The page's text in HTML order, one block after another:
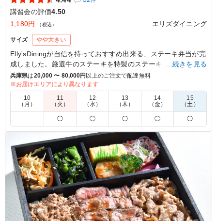
講習会の評価4.50
1,180円
（税込） エリズダイニング
サイズ やや大きい
Elly'sDiningが自信を持っておすすめ出来る、ステーキ弁当が完
成しました。厳選牛のステーキを特製のステーキソースでお楽
しみ下さい。ステーキをはじめ、シェフ謹製の洋食メニューが
ギュッと詰まった魅力たっぷりな内容でお作りしています。
4.5
肉・ハンバーグ・エビフライこのおかずを嫌う人がいるの
でしょうか。 お肉の焼き加減もちょいレア感がまた高級
な雰囲気があってよかったです。 ご飯を大盛にしました
が、それでも、もう少しご飯が多くてもいいかなとも思う
くらいおかずのボリューム感でした。 ごちそうさまでし
た。
ご利用シーン：会議・セミナー›講習会
大阪府大阪市中央区北浜2021/10/28
…続きを見る
兵庫県は20,000 〜 80,000円以上のご注文で配達無料
※お届けエリアにより異なります
10
（月）
11
（火）
12
（水）
13
（木）
14
（金）
15
（土）
－ ◯ ◯ ◯ ◯ ◯